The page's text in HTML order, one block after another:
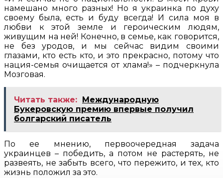
намешано много разных! Но я украинка по духу
своему была, есть и буду всегда! И сила моя в
любви к этой земле и героическим людям,
живущим на ней! Конечно, в семье, как говорится,
не без уродов, и мы сейчас видим своими
глазами, кто есть кто, и это прекрасно, потому что
нация-семья очищается от хлама!» – подчеркнула
Мозговая.
Читать также: Международную
Букеровскую премию впервые получил
болгарский писатель
По ее мнению, первоочередная задача
украинцев – победить, а потом не растерять, не
развеять, не забыть всего, что пережито, и тех, кто
жизнь положил за это.